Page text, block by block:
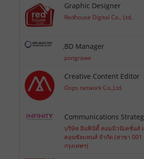
Graphic Designer
Redhouse Digital Co., Ltd.
ฺBD Manager
pongrawe
Creative Content Editor
Oops network Co.,Ltd.
Communications
บริษัท อินฟินิตี้ คอมมิวนิเคชั่นส์
คอนซัลแทนส์ จำกัด (สาขา 001
กรุงเทพฯ)